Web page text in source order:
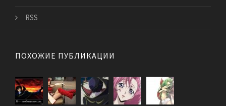
RSS
ПОХОЖИЕ ПУБЛИКАЦИИ